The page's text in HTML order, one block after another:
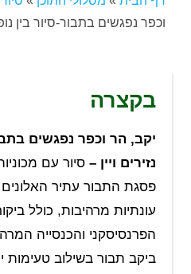
וכפר נפגשים בתבור-סיור בין
בקצרה
יקב, הר וכפר נפגשים
נזירים ויין –סיור עם
פסגת התבור עתיר
עונתיות מרהיבות, כולל
הפרנסיסקני והכנסייה
ביקב תבור בשילוב טעימות